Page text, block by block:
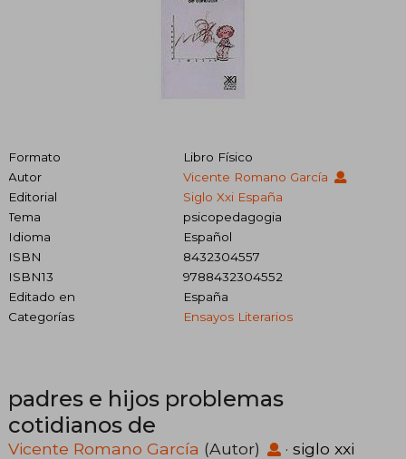
Formato
Libro Físico
Autor
Vicente Romano García
Editorial
Siglo Xxi España
Tema
psicopedagogia
Idioma
Español
ISBN
8432304557
ISBN13
9788432304552
Editado en
España
Categorías
Ensayos Literarios
padres e hijos problemas
cotidianos de
Vicente Romano García (Autor) · siglo xxi